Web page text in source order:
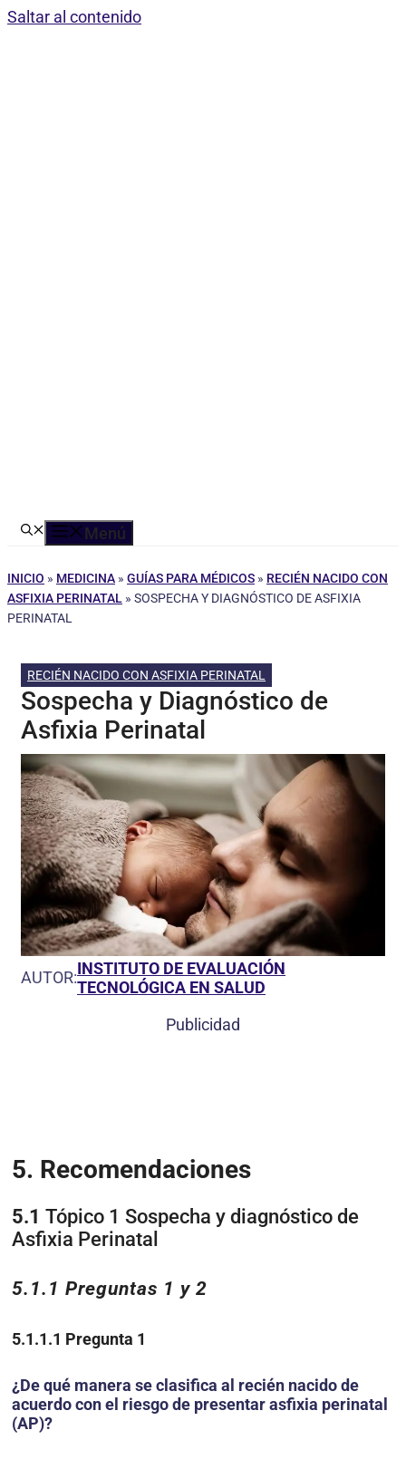
Saltar al contenido
Menú
INICIO » MEDICINA » GUÍAS PARA MÉDICOS » RECIÉN NACIDO CON
ASFIXIA PERINATAL » SOSPECHA Y DIAGNÓSTICO DE ASFIXIA
PERINATAL
RECIÉN NACIDO CON ASFIXIA PERINATAL
Sospecha y Diagnóstico de
Asfixia Perinatal
AUTOR:INSTITUTO DE EVALUACIÓN
TECNOLÓGICA EN SALUD
Publicidad
5. Recomendaciones
5.1 Tópico 1 Sospecha y diagnóstico de
Asfixia Perinatal
5.1.1 Preguntas 1 y 2
5.1.1.1 Pregunta 1
¿De qué manera se clasifica al recién nacido de
acuerdo con el riesgo de presentar asfixia perinatal
(AP)?